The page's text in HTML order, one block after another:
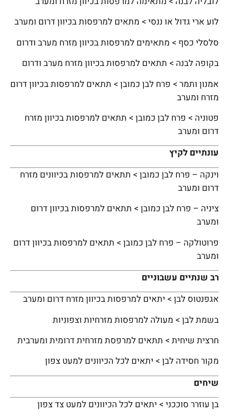
לוע ארי גדול או ננסי > מתאים למרפסות בכיוון דרום ומערב
סלסלי כסף > מתאימים למרפסות בכיוון מזרח מערב ודרום
בקופה לבנה > תתאים למרפסות בכיוון מזרח מערב ודרום
אמנון ותמר > פרח לבן כמובן > תתאים למרפסות בכיוון דרום
מזרח ומערב
פטוניה > פרח לבן כמובן > תתאים למרפסות בכיוון מזרח
דרום ומערב
עונתיים לקיץ
וינקה – פרח לבן כמובן > תתאים למרפסות בכיוונים מזרח
דרום ומערב
ציניה – פרח לבן כמובן > תתאים למרפסות בכיוון דרום
ומערב
פרוטולקה – פרח לבן כמובן > תתאים למרפסות בכיוון דרום
ומערב
רב שנתיים עשבוניים
אגפנטוס לבן > יתאים למרפסות בכיוון מזרח דרום ומערב
בשמת לבן > מעולה למרפסות מזרחיות וצפוניות
חרצית שיחית > תתאים למרפסת מזרחית דרומית ומערבית
מקור חסידה לבן > יתאים לכל הכיוונים למעט צפון
שיחים
בן עוזרר סוככני > יתאים לכל הכיוונים למעט צד צפון